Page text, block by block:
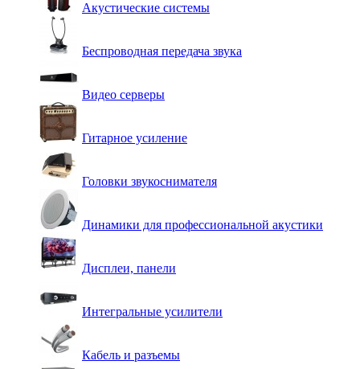
Акустические системы
Беспроводная передача звука
Видео серверы
Гитарное усиление
Головки звукоснимателя
Динамики для профессиональной акустики
Дисплеи, панели
Интегральные усилители
Кабель и разъемы